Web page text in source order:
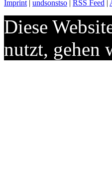
Imprint| undsonstso | RSS Feed |
Diese
nutzt, gehen